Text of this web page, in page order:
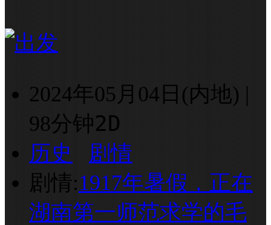
2024年05月04日(内地) |
98分钟2D
历史
剧情
剧情:1917年暑假，正在
湖南第一师范求学的毛